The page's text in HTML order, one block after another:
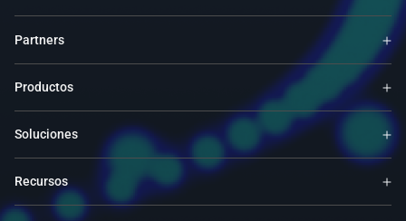
Partners
Productos
Soluciones
Recursos